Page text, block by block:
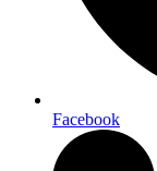
Facebook